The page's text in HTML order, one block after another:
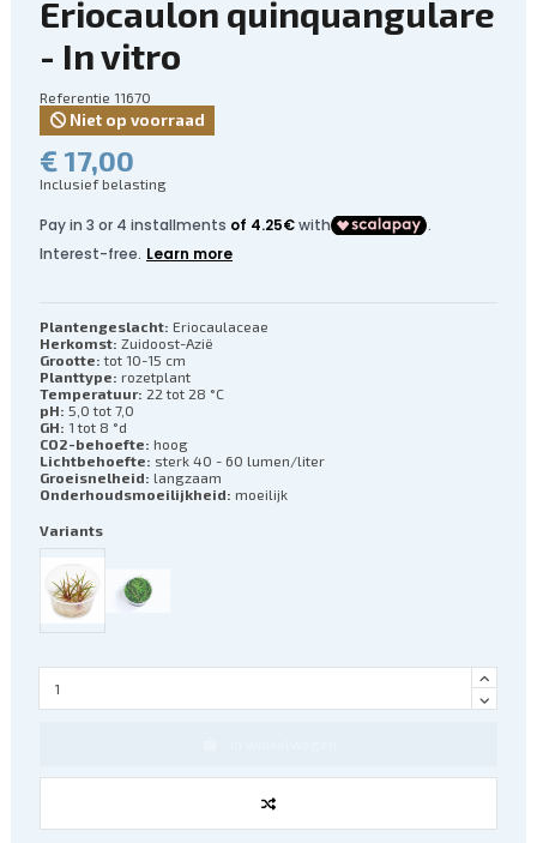
Eriocaulon quinquangulare
- In vitro
Referentie 11670
Niet op voorraad
€ 17,00
Inclusief belasting
Plantengeslacht: Eriocaulaceae
Herkomst: Zuidoost-Azië
Grootte: tot 10-15 cm
Planttype: rozetplant
Temperatuur: 22 tot 28 °C
pH: 5,0 tot 7,0
GH: 1 tot 8 °d
CO2-behoefte: hoog
Lichtbehoefte: sterk 40 - 60 lumen/liter
Groeisnelheid: langzaam
Onderhoudsmoeilijkheid: moeilijk
Variants